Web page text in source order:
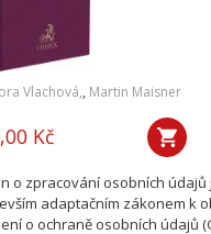
Vlachová,, Martin Maisner
Kč
o zpracování osobních údajů
adaptačním zákonem k
o ochraně osobních údajů